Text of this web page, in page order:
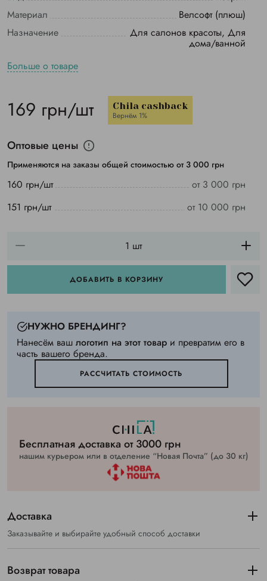
Материал
Велсофт (плюш)
Назначение
Для салонов красоты, Для
дома/ванной
Больше о товаре
169 грн/шт Chila cashback
Вернём 1%
Оптовые цены
Применяются на заказы общей стоимостью от 3 000 грн
160 грн/шт
от 3 000 грн
151 грн/шт
от 10 000 грн
ДОБАВИТЬ В КОРЗИНУ
НУЖНО БРЕНДИНГ?
Нанесём ваш логотип на этот товар и превратим его в
часть вашего бренда.
РАССЧИТАТЬ СТОИМОСТЬ
Бесплатная доставка от 3000 грн
нашим курьером или в отделение “Новая Почта” (до 30 кг)
Доставка
Заказывайте и выбирайте удобный способ доставки
Возврат товара